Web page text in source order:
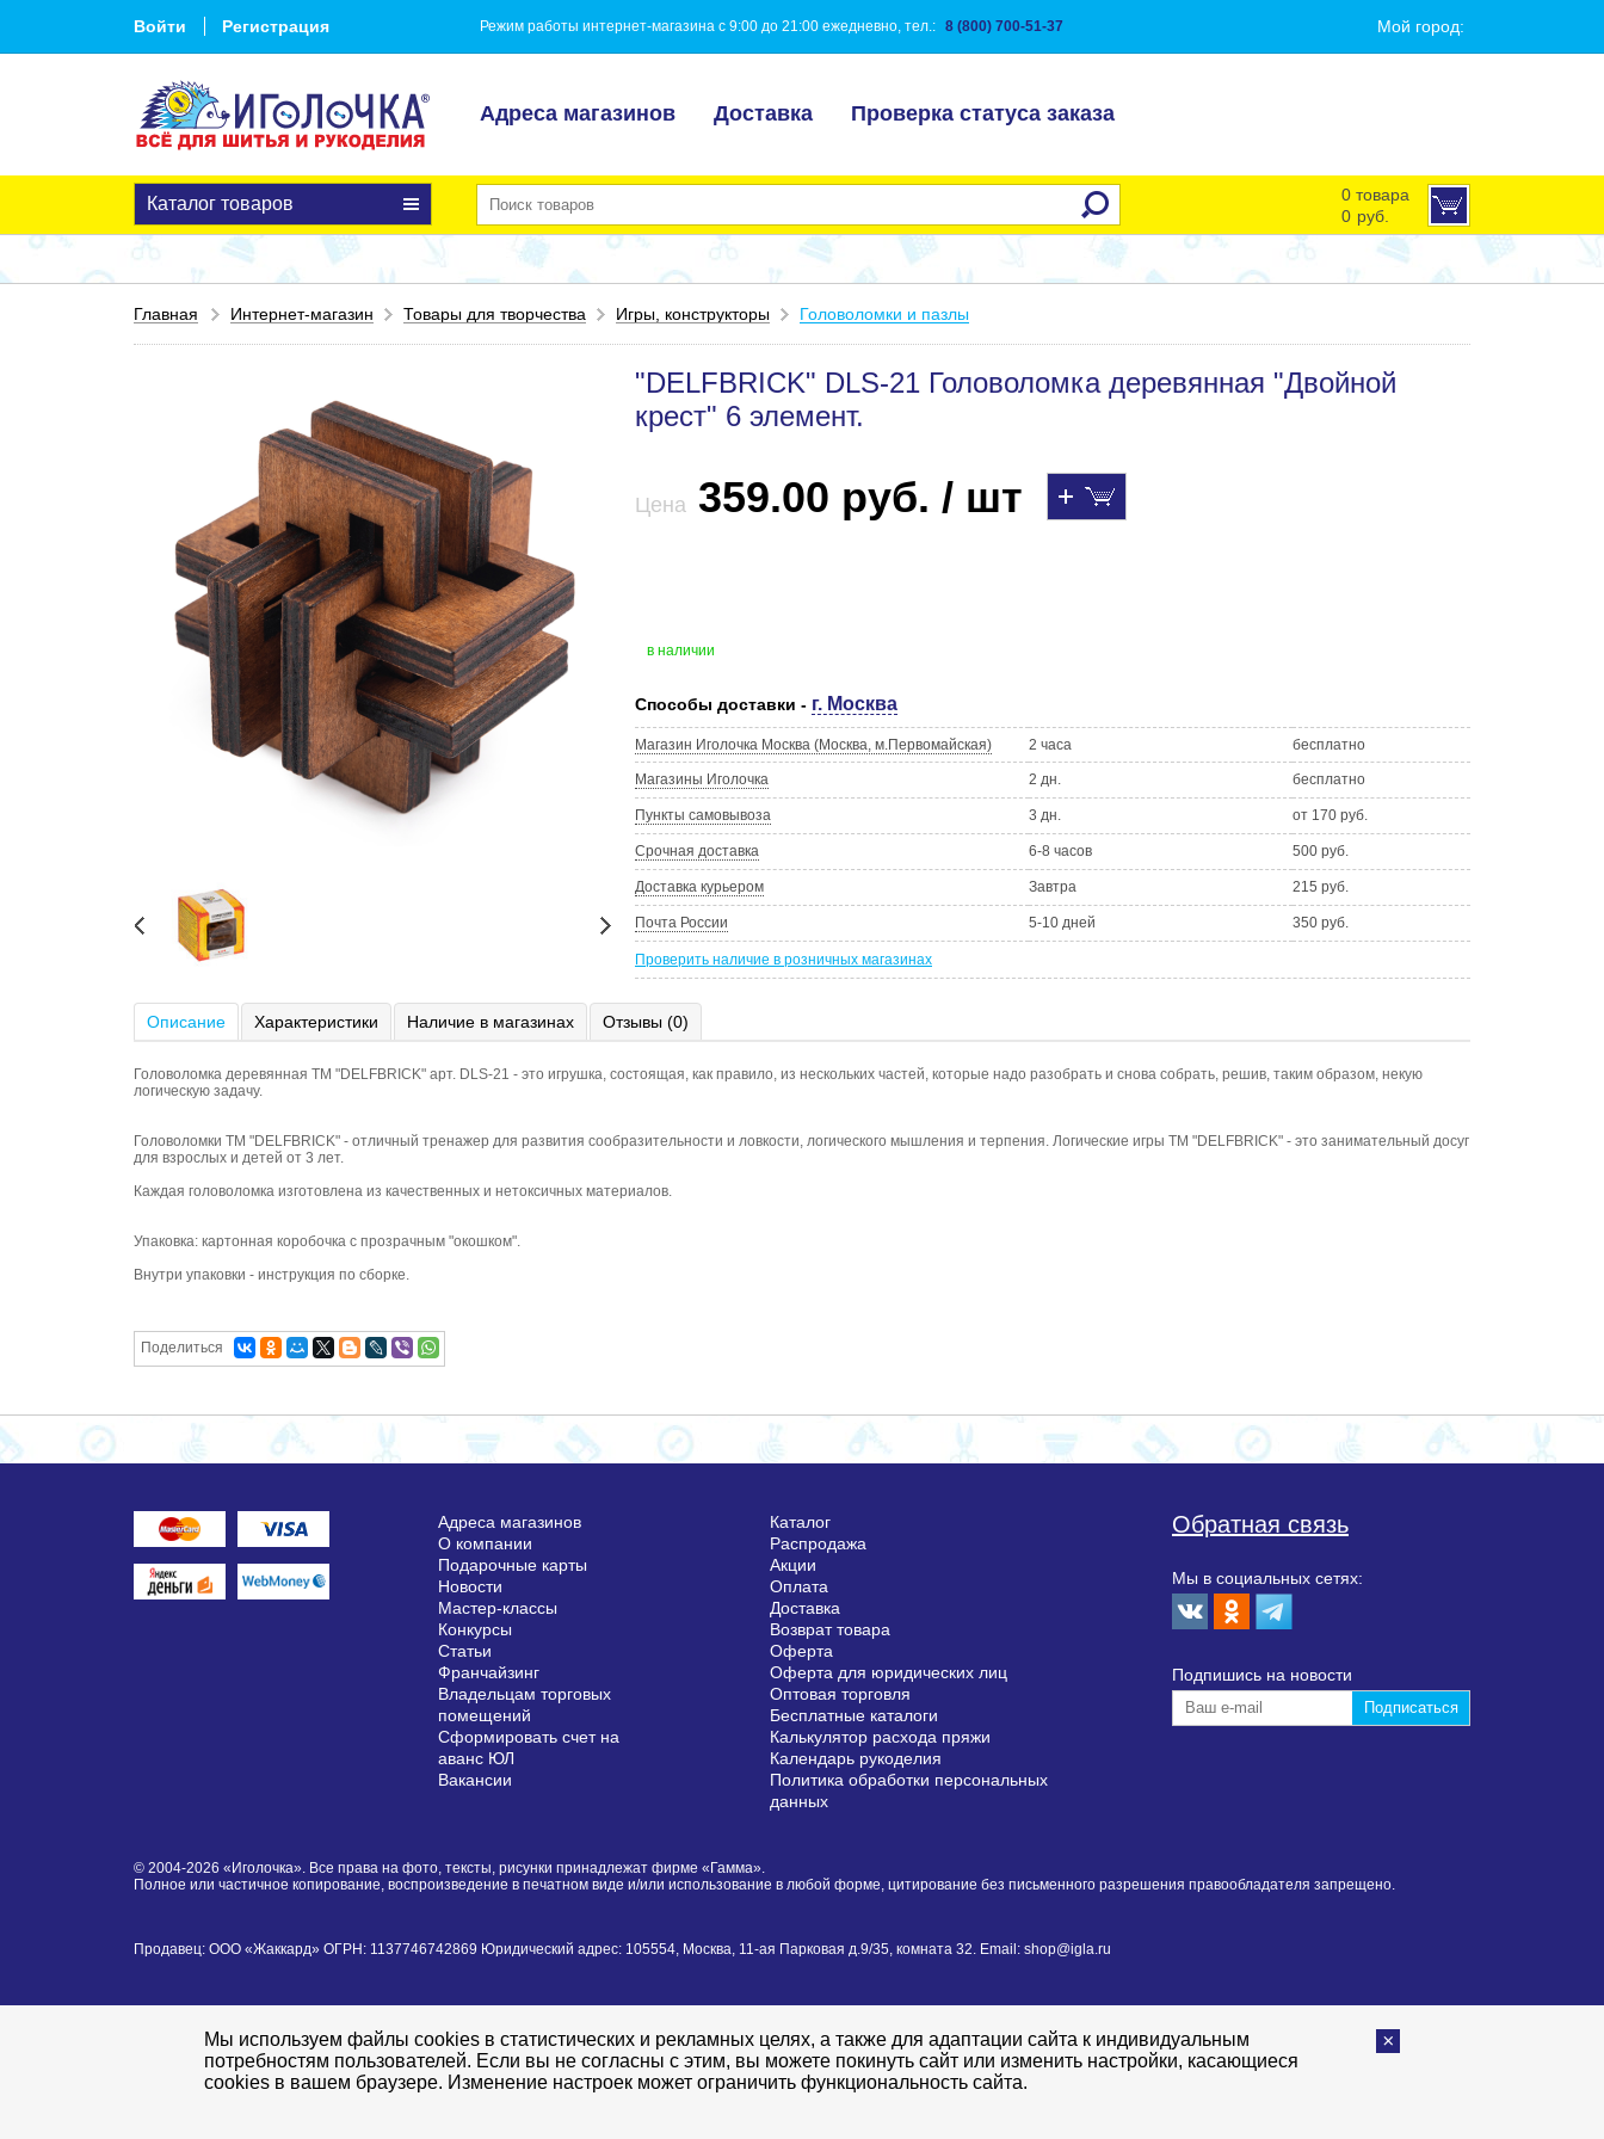
Войти Регистрация Режим работы интернет-магазина с 9:00 до 21:00 ежедневно, тел.: 8 (800) 700-51-37 Мой город:
Адреса магазинов Доставка Проверка статуса заказа
Каталог товаров
0 товара
0 руб.
Главная Интернет-магазин Товары для творчества Игры, конструкторы Головоломки и пазлы
"DELFBRICK" DLS-21 Головоломка деревянная "Двойной
крест" 6 элемент.
Цена 359.00 руб. / шт
в наличии
Способы доставки - г. Москва
Магазин Иголочка Москва (Москва, м.Первомайская) 2 часа бесплатно
Магазины Иголочка 2 дн. бесплатно
Пункты самовывоза 3 дн. от 170 руб.
Срочная доставка 6-8 часов 500 руб.
Доставка курьером Завтра 215 руб.
Почта России 5-10 дней 350 руб.
Проверить наличие в розничных магазинах
Описание Характеристики Наличие в магазинах Отзывы (0)
Головоломка деревянная ТМ "DELFBRICK" арт. DLS-21 - это игрушка, состоящая, как правило, из нескольких частей, которые надо разобрать и снова собрать, решив, таким образом, некую
логическую задачу.
Головоломки ТМ "DELFBRICK" - отличный тренажер для развития сообразительности и ловкости, логического мышления и терпения. Логические игры ТМ "DELFBRICK" - это занимательный досуг
для взрослых и детей от 3 лет.
Каждая головоломка изготовлена из качественных и нетоксичных материалов.
Упаковка: картонная коробочка с прозрачным "окошком".
Внутри упаковки - инструкция по сборке.
Поделиться
Адреса магазинов
О компании
Подарочные карты
Новости
Мастер-классы
Конкурсы
Статьи
Франчайзинг
Владельцам торговых
помещений
Сформировать счет на
аванс ЮЛ
Вакансии
Каталог
Распродажа
Акции
Оплата
Доставка
Возврат товара
Оферта
Оферта для юридических лиц
Оптовая торговля
Бесплатные каталоги
Калькулятор расхода пряжи
Календарь рукоделия
Политика обработки персональных
данных
Обратная связь
Мы в социальных сетях:
Подпишиcь на новости
© 2004-2026 «Иголочка». Все права на фото, тексты, рисунки принадлежат фирме «Гамма».
Полное или частичное копирование, воспроизведение в печатном виде и/или использование в любой форме, цитирование без письменного разрешения правообладателя запрещено.
Продавец: ООО «Жаккард» ОГРН: 1137746742869 Юридический адрес: 105554, Москва, 11-ая Парковая д.9/35, комната 32. Email: shop@igla.ru
Мы используем файлы cookies в статистических и рекламных целях, а также для адаптации сайта к индивидуальным
потребностям пользователей. Если вы не согласны с этим, вы можете покинуть сайт или изменить настройки, касающиеся
cookies в вашем браузере. Изменение настроек может ограничить функциональность сайта.